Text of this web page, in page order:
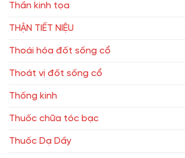
Thần kinh tọa
THẬN TIẾT NIỆU
Thoái hóa đốt sống cổ
Thoát vị đốt sống cổ
Thống kinh
Thuốc chữa tóc bạc
Thuốc Dạ Dầy